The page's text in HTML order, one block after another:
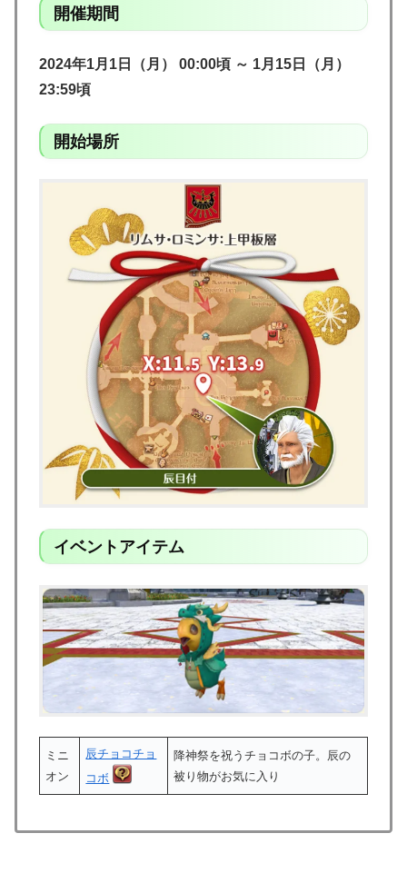
開催期間
2024年1月1日（月） 00:00頃 ～ 1月15日（月）
23:59頃
開始場所
イベントアイテム
ミニ
オン
辰チョコチョ
コボ
降神祭を祝うチョコボの子。辰の
被り物がお気に入り